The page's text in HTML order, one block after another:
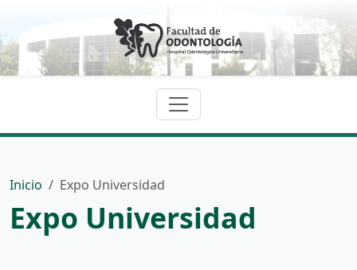
Inicio Expo Universidad
Expo Universidad